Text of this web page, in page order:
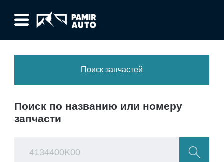
Поиск запчастей
Поиск по названию или номеру
запчасти